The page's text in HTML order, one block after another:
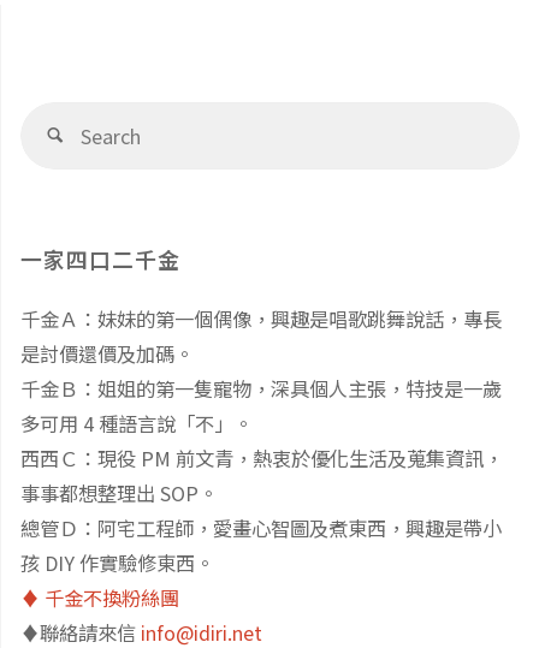
故
障！
解
「內
部
錯
Search
一家四口二千金
千金Ａ：妹妹的第一個偶像，興趣是唱歌跳舞說話，專長
是討價還價及加碼。
千金Ｂ：姐姐的第一隻寵物，深具個人主張，特技是一歲
多可用 4 種語言說「不」。
西西Ｃ：現役 PM 前文青，熱衷於優化生活及蒐集資訊，
事事都想整理出 SOP。
總管Ｄ：阿宅工程師，愛畫心智圖及煮東西，興趣是帶小
孩 DIY 作實驗修東西。
♦️ 千金不換粉絲團
♦️聯絡請來信 info@idiri.net